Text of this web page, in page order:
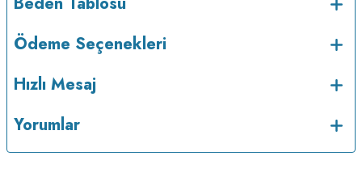
Ödeme Seçenekleri
Hızlı Mesaj
Yorumlar